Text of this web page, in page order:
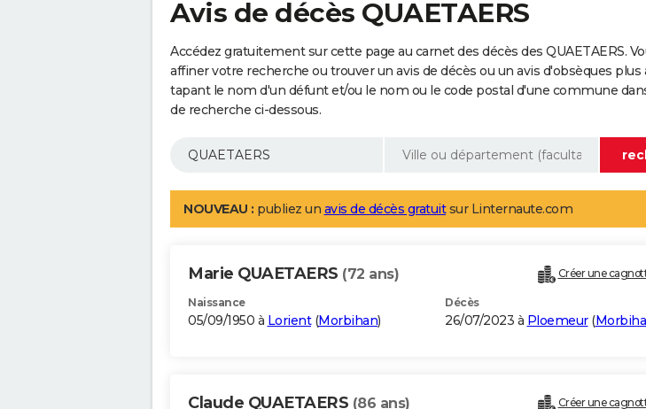
Avis de décès QUAETAERS
Accédez gratuitement sur cette page au carnet des décès des QUAETAERS.
affiner votre recherche ou trouver un avis de décès ou un avis d'obsèques plus
tapant le nom d'un défunt et/ou le nom ou le code postal d'une commune
de recherche ci-dessous.
NOUVEAU : publiez un avis de décès gratuitsur Linternaute.com
Marie QUAETAERS (72 ans) Créer une
Naissance
05/09/1950 à Lorient(Morbihan)
Décès
26/07/2023 à Ploemeur(
Claude QUAETAERS (86 ans) Créer une